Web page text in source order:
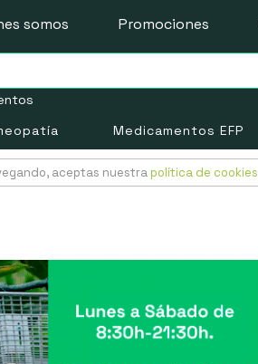
somos Promociones
Medicamentos EFP
aceptas nuestra política de cookies